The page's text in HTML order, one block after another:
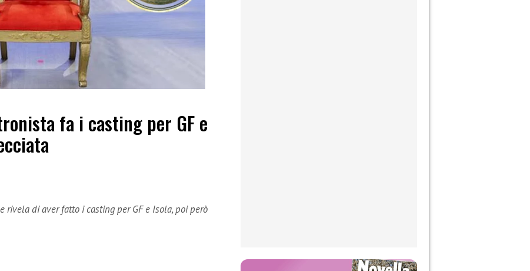
fa i casting per GF e
rivela di aver fatto i casting per GF e Isola, poi però